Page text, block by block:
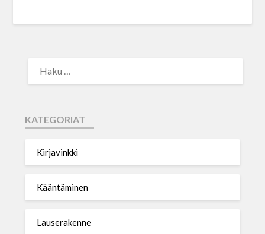
KATEGORIAT
Kirjavinkki
Kääntäminen
Lauserakenne